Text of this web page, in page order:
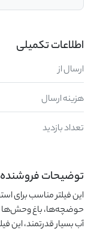
اطلاعات تکمیلی
ارسال از
هزینه ارسال
تعداد بازدید
توضیحات فروشنده